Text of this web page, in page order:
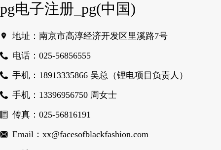
pg电子注册_pg(中国)
地址：南京市高淳经济开发区里溪路7号
电话：025-56856555
手机：18913335866 吴总（锂电项目负责人）
手机：13396956750 周女士
传真：025-56816191
Email：xx@facesofblackfashion.com